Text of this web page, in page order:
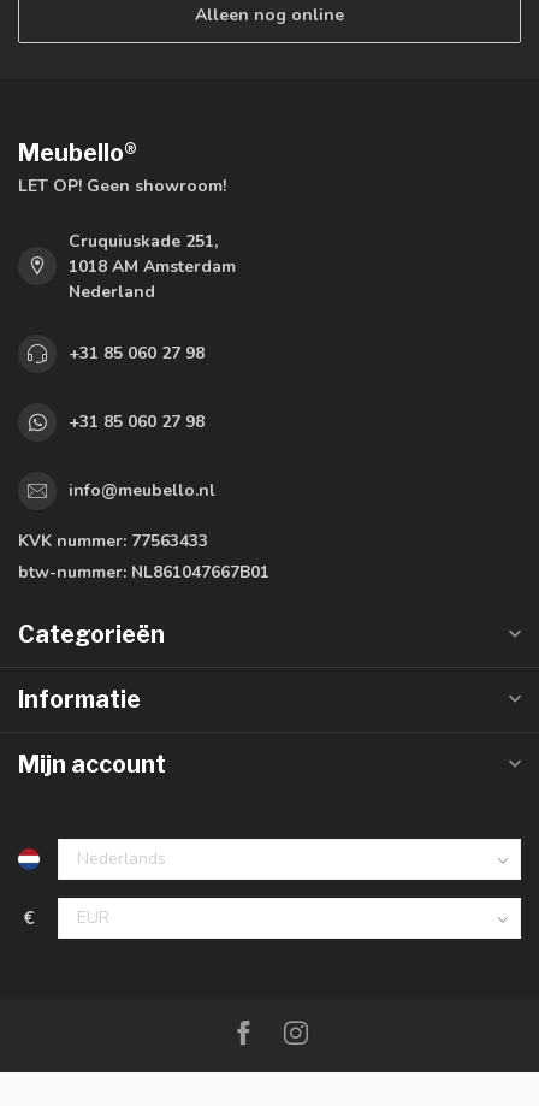
Alleen nog online
Meubello®
LET OP! Geen showroom!
Cruquiuskade 251,
1018 AM Amsterdam
Nederland
+31 85 060 27 98
+31 85 060 27 98
info@meubello.nl
KVK nummer: 77563433
btw-nummer: NL861047667B01
Categorieën
Informatie
Mijn account
€